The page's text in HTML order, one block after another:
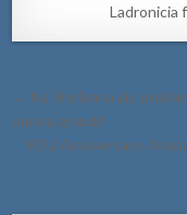
Ladronicia
Post
navigation
← Na Shiribana yiu
piedra grandi!
YOU Anniversary: